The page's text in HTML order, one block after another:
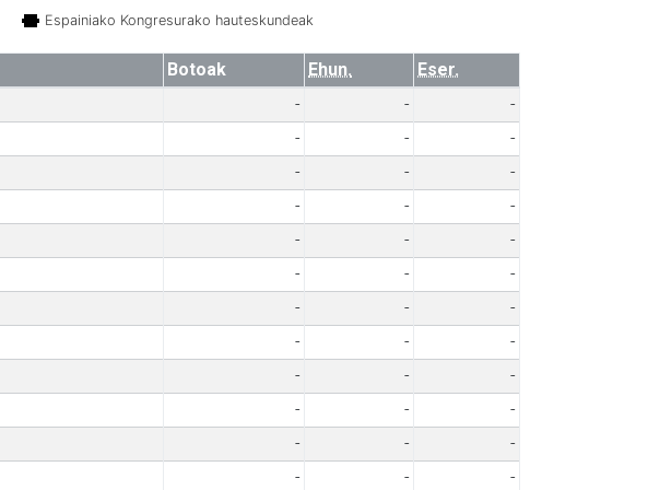
Espainiako Kongresurako hauteskundeak
Botoak Ehun.
Eser.
- -
-
- -
-
- -
-
- -
-
- -
-
- -
-
- -
-
- -
-
- -
-
- -
-
- -
-
- -
-